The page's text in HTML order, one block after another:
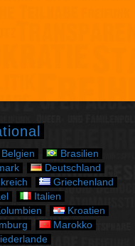
Belgien
Brasilien
Deutschland
Griechenland
Italien
Kroatien
Marokko